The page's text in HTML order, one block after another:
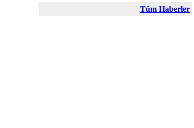
Tüm Haberler